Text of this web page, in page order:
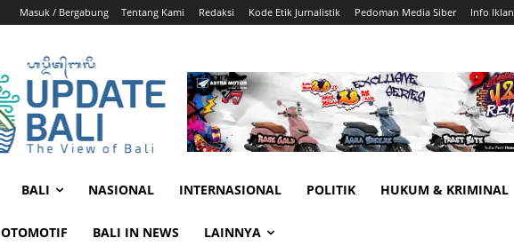
Masuk / Bergabung Tentang Kami Redaksi Kode Etik Jurnalistik Pedoman Media Siber Info Iklan
BALI NASIONAL INTERNASIONAL POLITIK HUKUM & KRIMINAL
OTOMOTIF BALI IN NEWS LAINNYA